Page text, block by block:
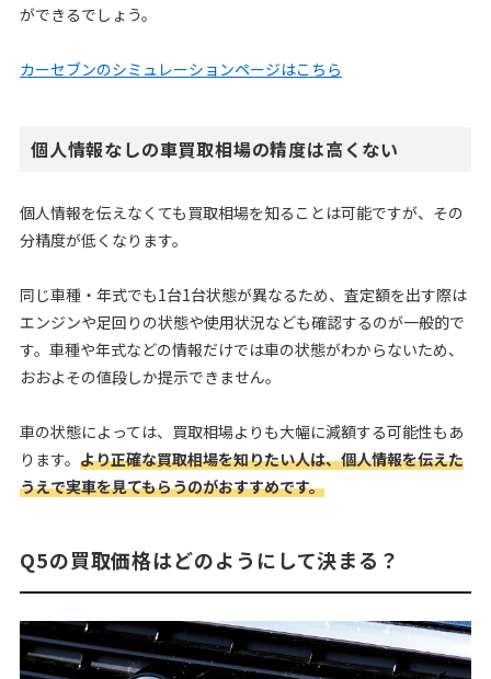
ができるでしょう。
カーセブンのシミュレーションページはこちら
個人情報なしの車買取相場の精度は高くない
個人情報を伝えなくても買取相場を知ることは可能ですが、その
分精度が低くなります。
同じ車種・年式でも1台1台状態が異なるため、査定額を出す際は
エンジンや足回りの状態や使用状況なども確認するのが一般的で
す。車種や年式などの情報だけでは車の状態がわからないため、
おおよその値段しか提示できません。
車の状態によっては、買取相場よりも大幅に減額する可能性もあ
ります。 より正確な買取相場を知りたい人は、個人情報を伝えた
うえで実車を見てもらうのがおすすめです。
Q5の買取価格はどのようにして決まる？